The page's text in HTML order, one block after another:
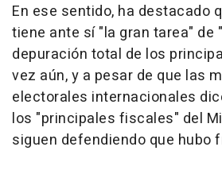
En ese sentido, ha destacado
tiene ante sí "la gran tarea" de
depuración total de los
vez aún, y a pesar de que las
electorales internacionales
los "principales fiscales" del
siguen defendiendo que hubo